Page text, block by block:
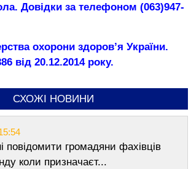
Довідки за телефоном (063)947-
охорони здоров’я України.
від 20.12.2014 року.
СХОЖІ НОВИНИ
повідомити громадяни фахівців
коли призначаєт...